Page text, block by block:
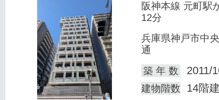
阪神本線 元町駅
12分
兵庫県神戸市中
通
築 年 数
2011/
建物階数 14階